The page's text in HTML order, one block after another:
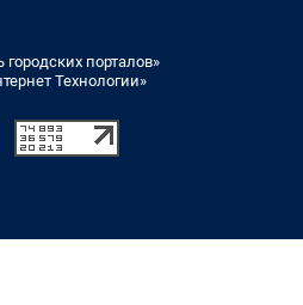
порталов»
Технологии»